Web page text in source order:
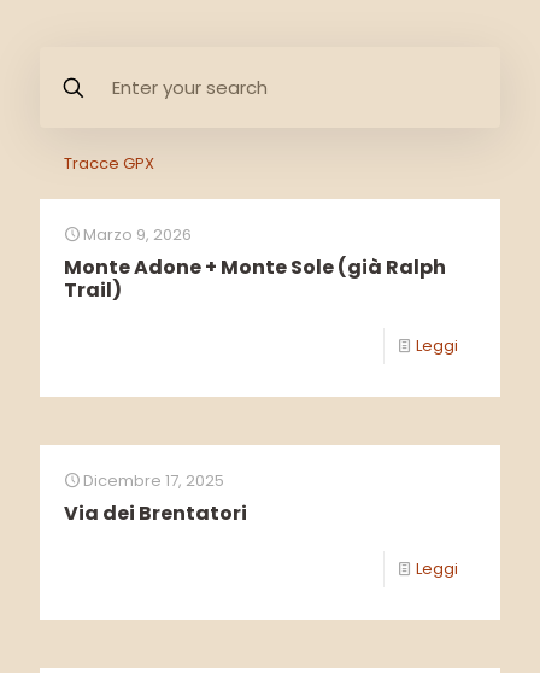
Tracce GPX
Marzo 9, 2026
Monte Adone + Monte Sole (già Ralph
Trail)
Leggi
Dicembre 17, 2025
Via dei Brentatori
Leggi